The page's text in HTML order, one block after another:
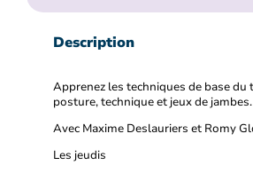
Description
Apprenez les techniques de base du
posture, technique et jeux de jambes.
Avec Maxime Deslauriers et Romy
Les jeudis